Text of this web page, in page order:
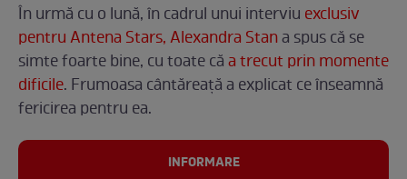
În urmă cu o lună, în cadrul unui interviu exclusiv
pentru Antena Stars, Alexandra Stana spus că se
simte foarte bine, cu toate căa trecut prin momente
dificile. Frumoasa cântăreață a explicat ce înseamnă
fericirea pentru ea.
INFORMARE